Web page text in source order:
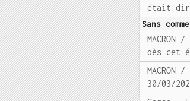
était
Sans
dès cet
30/03/